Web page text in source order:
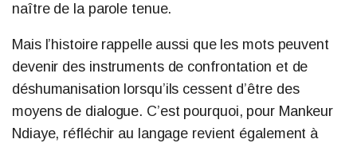
naître de la parole tenue.
Mais l’histoire rappelle aussi que les mots peuvent
devenir des instruments de confrontation et de
déshumanisation lorsqu’ils cessent d’être des
moyens de dialogue. C’est pourquoi, pour Mankeur
Ndiaye, réfléchir au langage revient également à